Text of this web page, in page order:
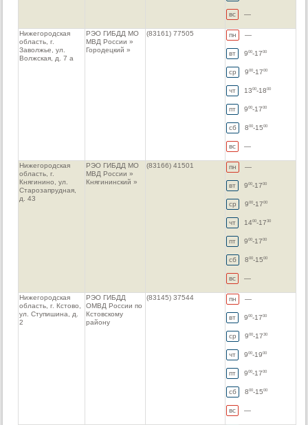
вс —
Нижегородская
область, г.
Заволжье, ул.
Волжская, д. 7 а
РЭО ГИБДД МО
МВД России »
Городецкий »
(83161) 77505 пн —
вт 900 -1700
ср 900 -1700
чт 1300 -1800
пт 900 -1700
сб 800 -1500
вс —
Нижегородская
область, г.
Княгинино, ул.
Старозапрудная,
д. 43
РЭО ГИБДД МО
МВД России »
Княгининский »
(83166) 41501 пн —
вт 900 -1700
ср 900 -1700
чт 1400 -1730
пт 900 -1700
сб 800 -1500
вс —
Нижегородская
область, г. Кстово,
ул. Ступишина, д.
2
РЭО ГИБДД
ОМВД России по
Кстовскому
району
(83145) 37544 пн —
вт 900 -1700
ср 900 -1730
чт 900 -1900
пт 900 -1700
сб 800 -1500
вс —